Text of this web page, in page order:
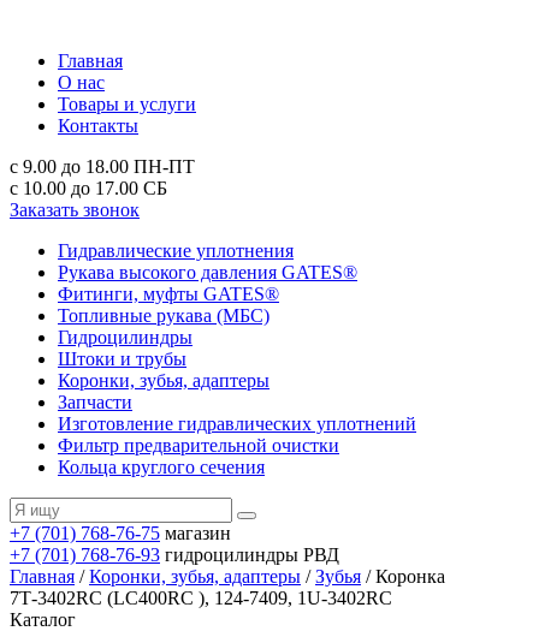
Главная
О нас
Товары и услуги
Контакты
с 9.00 до 18.00 ПН-ПТ
с 10.00 до 17.00 СБ
Заказать звонок
Гидравлические уплотнения
Рукава высокого давления GATES®
Фитинги, муфты GATES®
Топливные рукава (МБС)
Гидроцилиндры
Штоки и трубы
Коронки, зубья, адаптеры
Запчасти
Изготовление гидравлических уплотнений
Фильтр предварительной очистки
Кольца круглого сечения
+7 (701) 768-76-75 магазин
+7 (701) 768-76-93 гидроцилиндры РВД
Главная /Коронки, зубья, адаптеры /Зубья / Коронка
7Т-3402RC (LC400RС ), 124-7409, 1U-3402RC
Каталог